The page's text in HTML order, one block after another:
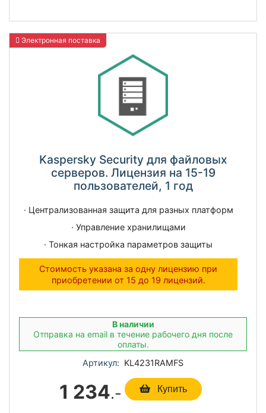
Электронная поставка
Kaspersky Security для файловых
серверов. Лицензия на 15-19
пользователей, 1 год
· Централизованная защита для разных платформ
· Управление хранилищами
· Тонкая настройка параметров защиты
Стоимость указана за одну лицензию при
приобретении от 15 до 19 лицензий.
В наличии
Отправка на email в течение рабочего дня после
оплаты.
Артикул: KL4231RAMFS
1 234.- Купить